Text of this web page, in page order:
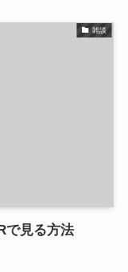
雑談
で見る方法